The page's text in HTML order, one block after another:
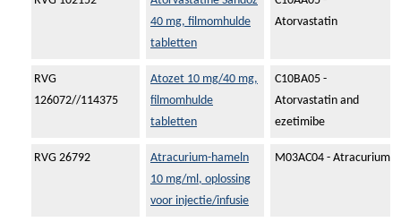
40 mg, filmomhulde
tabletten
Atorvastatin
RVG
126072//114375
Atozet 10 mg/40 mg,
filmomhulde
tabletten
C10BA05 -
Atorvastatin and
ezetimibe
RVG 26792
Atracurium-hameln
10 mg/ml, oplossing
voor injectie/infusie
M03AC04 - Atracurium